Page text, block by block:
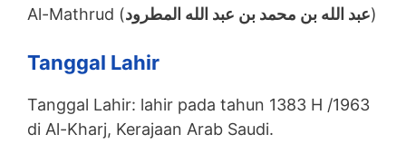
Al-Mathrud (عبد الله بن محمد بن عبد الله المطرود)
Tanggal Lahir
Tanggal Lahir: lahir pada tahun 1383 H /1963
di Al-Kharj, Kerajaan Arab Saudi.